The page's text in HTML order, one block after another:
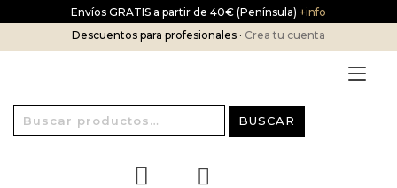
al
contenido
Envíos GRATIS a partir de 40€ (Península) +info
Descuentos para profesionales · Crea tu cuenta
Buscar
por:
BUSCAR